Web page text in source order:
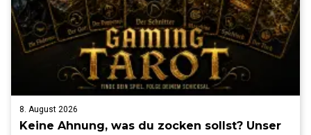
8. August 2026
Keine Ahnung, was du zocken sollst? Unser